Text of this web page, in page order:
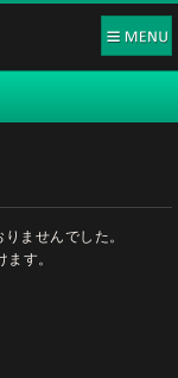
ませんでした。
す。